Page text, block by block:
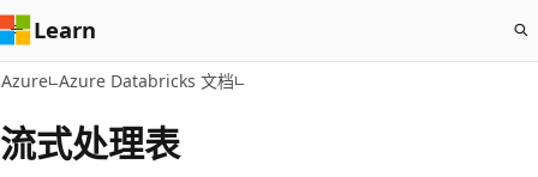
Learn
Azure Azure Databricks 文档
流式处理表